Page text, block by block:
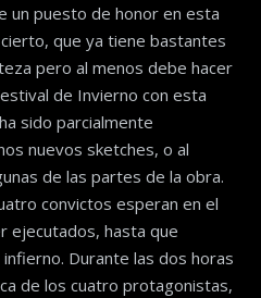
un puesto de honor en esta
que ya tiene bastantes
pero al menos debe hacer
de Invierno con esta
sido parcialmente
nuevos sketches, o al
de las partes de la obra.
convictos esperan en el
ejecutados, hasta que
Durante las dos horas
de los cuatro protagonistas,